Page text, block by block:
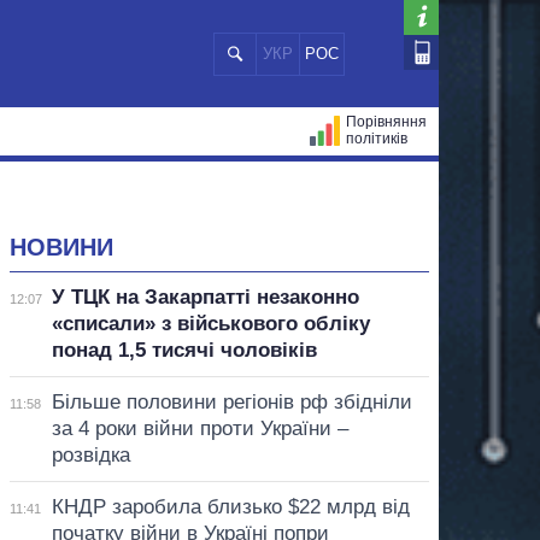
УКР РОС
Порівняння
політиків
НОВИНИ
12:07
У ТЦК на Закарпатті незаконно
«списали» з військового обліку
понад 1,5 тисячі чоловіків
11:58
Більше половини регіонів рф збідніли
за 4 роки війни проти України –
розвідка
11:41
КНДР заробила близько $22 млрд від
початку війни в Україні попри